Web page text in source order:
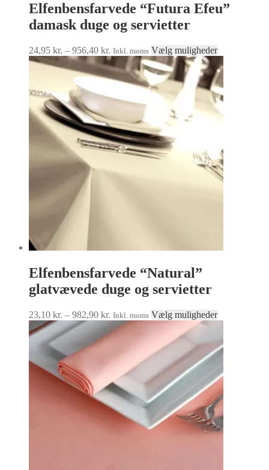
Elfenbensfarvede “Futura Efeu”
damask duge og servietter
24,95 kr. – 956,40 kr. Prisinterval:
24,95 kr.
til
956,40 kr.
Inkl. moms Vælg mulighederDette
har
flere
varianter.
Mulighederne
kan
varesiden
Elfenbensfarvede “Natural”
glatvævede duge og servietter
23,10 kr. – 982,90 kr. Prisinterval:
23,10 kr.
til
982,90 kr.
Inkl. moms Vælg mulighederDette
flere
kan
vælges
på
varesiden